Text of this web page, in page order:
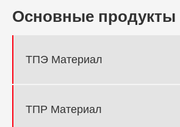
Основные продукты
ТПЭ Материал
ТПР Материал